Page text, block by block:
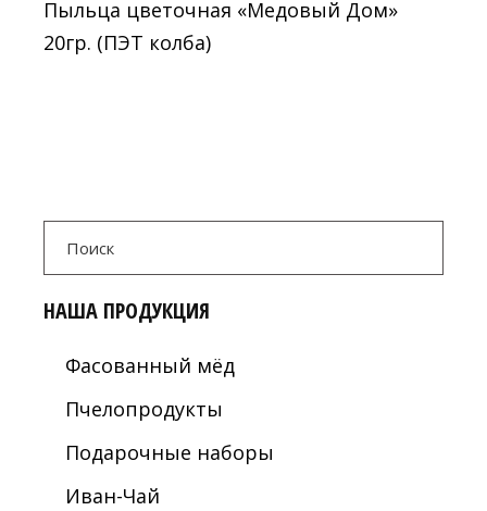
Пыльца цветочная «Медовый Дом»
20гр. (ПЭТ колба)
Search
for:
НАША ПРОДУКЦИЯ
Фасованный мёд
Пчелопродукты
Подарочные наборы
Иван-Чай